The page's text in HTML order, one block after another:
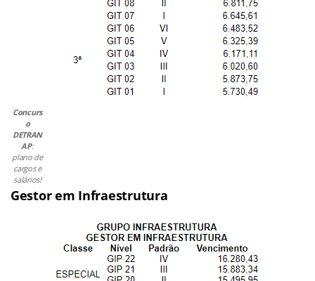
Concurs
o
DETRAN
AP:
plano de
cargos e
salários!
Gestor em Infraestrutura